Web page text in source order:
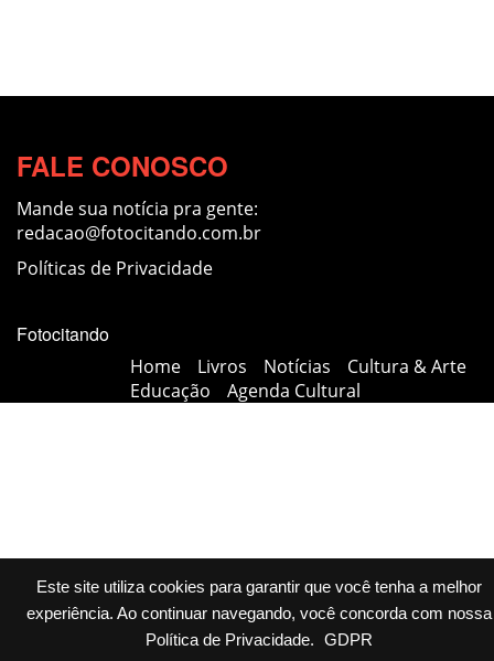
Este site utiliza cookies para garantir que você tenha a melhor
experiência. Ao continuar navegando, você concorda com nossa
Política de Privacidade. GDPR
FALE CONOSCO
Mande sua notícia pra gente:
redacao@fotocitando.com.br
Políticas de Privacidade
Fotocitando
Home Livros Notícias
Cultura & Arte
Educação
Agenda Cultural